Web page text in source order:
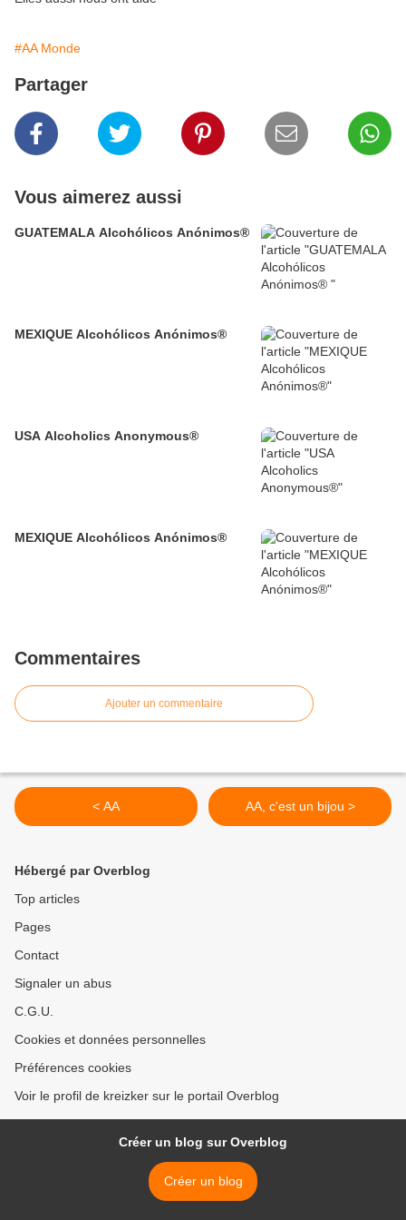
#AA Monde
Partager
Vous aimerez aussi
GUATEMALA Alcohólicos Anónimos®
MEXIQUE Alcohólicos Anónimos®
USA Alcoholics Anonymous®
MEXIQUE Alcohólicos Anónimos®
Commentaires
Ajouter un commentaire
< AA AA, c'est un bijou >
Hébergé par Overblog
Top articles
Pages
Contact
Signaler un abus
C.G.U.
Cookies et données personnelles
Préférences cookies
Voir le profil de kreizker sur le portail Overblog
Créer un blog sur Overblog
Créer un blog